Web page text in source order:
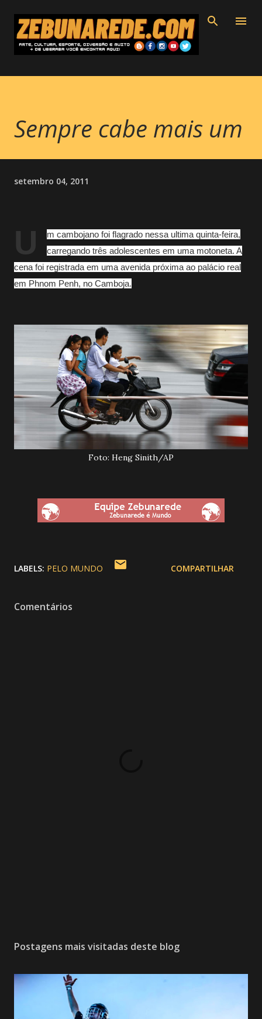
Pular para o conteúdo principal
Sempre cabe mais um
setembro 04, 2011
U
m cambojano foi flagrado nessa ultima quinta-feira,
carregando três adolescentes em uma motoneta. A
cena foi registrada em uma avenida próxima ao palácio real
em Phnom Penh, no Camboja.
Foto: Heng Sinith/AP
LABELS: PELO MUNDO COMPARTILHAR
Comentários
Postagens mais visitadas deste blog